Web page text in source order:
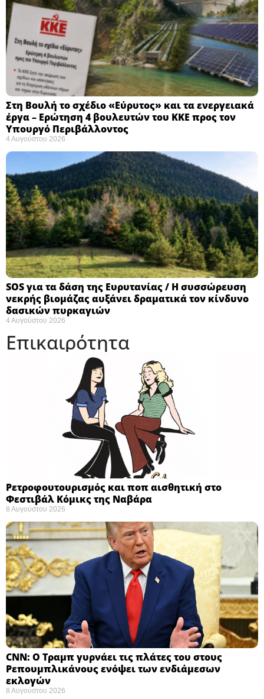
Στη Βουλή το σχέδιο «Εύρυτος» και τα ενεργειακά
έργα – Ερώτηση 4 βουλευτών του ΚΚΕ προς τον
Υπουργό Περιβάλλοντος
4 Αυγούστου 2026
SOS για τα δάση της Ευρυτανίας / Η συσσώρευση
νεκρής βιομάζας αυξάνει δραματικά τον κίνδυνο
δασικών πυρκαγιών
4 Αυγούστου 2026
Επικαιρότητα
Ρετροφουτουρισμός και ποπ αισθητική στο
Φεστιβάλ Κόμικς της Ναβάρα ​
8 Αυγούστου 2026
CNN: Ο Τραμπ γυρνάει τις πλάτες του στους
Ρεπουμπλικάνους ενόψει των ενδιάμεσων
εκλογών ​
8 Αυγούστου 2026